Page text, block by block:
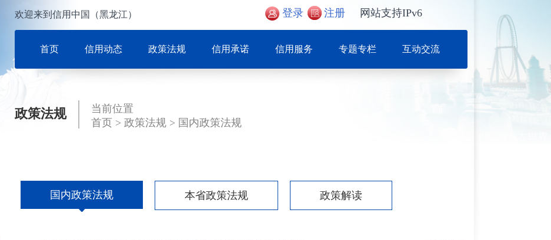
登录 注册 网站支持IPv6
欢迎来到信用中国（黑龙江）
首页 信用动态 政策法规 信用承诺 信用服务 专题专栏 互动交流
政策法规
当前位置
首页 > 政策法规 > 国内政策法规
国内政策法规 本省政策法规 政策解读